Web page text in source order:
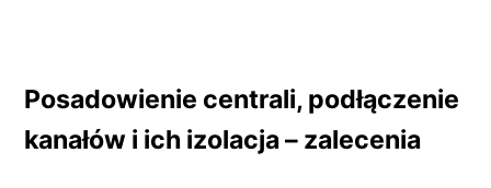
Posadowienie centrali, podłączenie
kanałów i ich izolacja – zalecenia